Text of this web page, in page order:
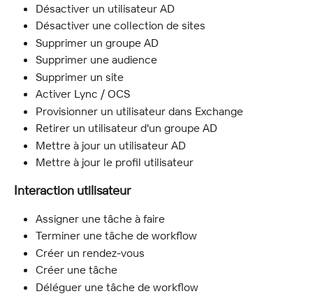
Désactiver un utilisateur AD
Désactiver une collection de sites
Supprimer un groupe AD
Supprimer une audience
Supprimer un site
Activer Lync / OCS
Provisionner un utilisateur dans Exchange
Retirer un utilisateur d'un groupe AD
Mettre à jour un utilisateur AD
Mettre à jour le profil utilisateur
Interaction utilisateur
Assigner une tâche à faire
Terminer une tâche de workflow
Créer un rendez-vous
Créer une tâche
Déléguer une tâche de workflow